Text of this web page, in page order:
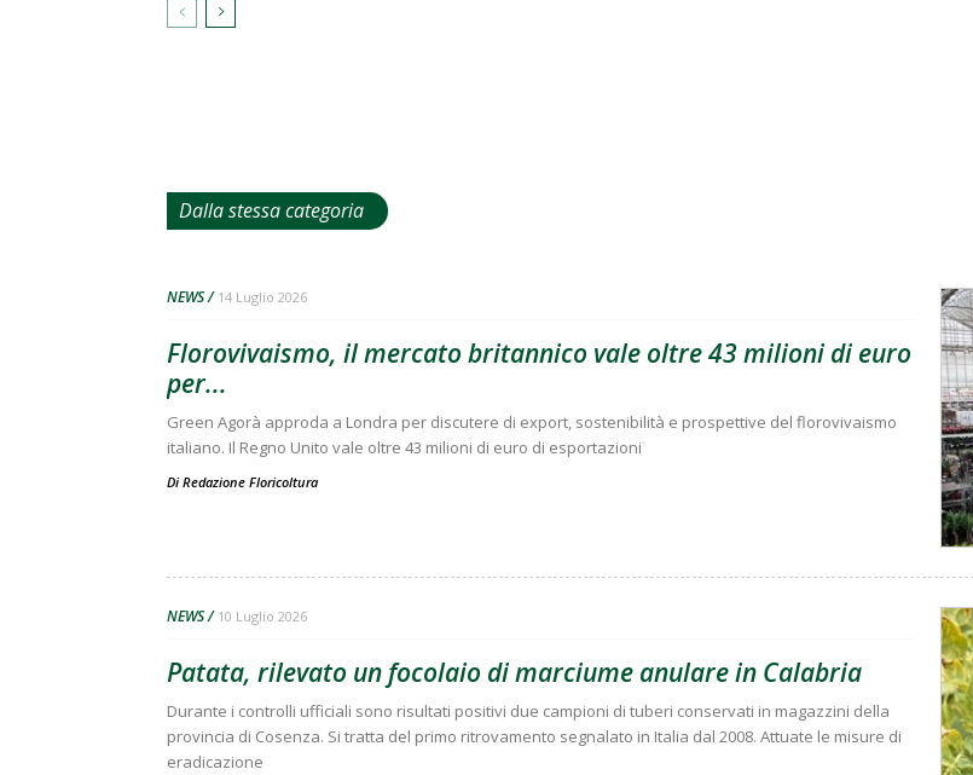
Dalla stessa categoria
NEWS 14 Luglio 2026
Florovivaismo, il mercato britannico vale oltre 43 milioni di euro
per...
Green Agorà approda a Londra per discutere di export, sostenibilità e prospettive del florovivaismo
italiano. Il Regno Unito vale oltre 43 milioni di euro di esportazioni
Di Redazione Floricoltura
NEWS 10 Luglio 2026
Patata, rilevato un focolaio di marciume anulare in Calabria
Durante i controlli ufficiali sono risultati positivi due campioni di tuberi conservati in magazzini della
provincia di Cosenza. Si tratta del primo ritrovamento segnalato in Italia dal 2008. Attuate le misure di
eradicazione